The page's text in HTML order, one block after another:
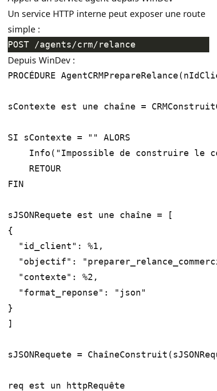
Un service HTTP interne peut exposer une route
simple :
Depuis WinDev :
PROCÉDURE
sContexte est une chaîne =
SI sContexte = "" ALORS
Info("Impossible de construire le
    RETOUR
FIN
sJSONRequete est une chaîne = [
{
  "id_client": %1,
"objectif":
  "contexte": %2,
  "format_reponse": "json"
}
]
sJSONRequete =
req est un httpRequête